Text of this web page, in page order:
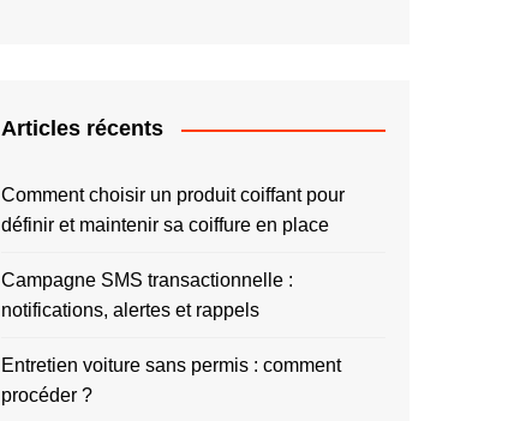
Articles récents
Comment choisir un produit coiffant pour
définir et maintenir sa coiffure en place
Campagne SMS transactionnelle :
notifications, alertes et rappels
Entretien voiture sans permis : comment
procéder ?